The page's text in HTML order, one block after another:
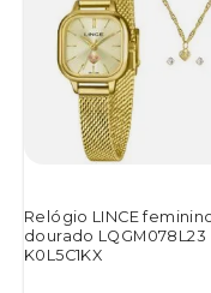
Relógio LINCE
dourado LQGM078L23
K0L5C1KX